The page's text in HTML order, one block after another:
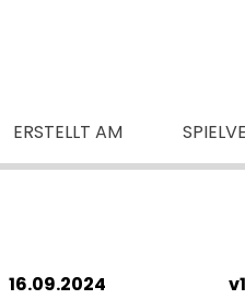
ERSTELLT AM
16.09.2024